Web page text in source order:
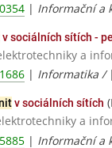
| Informační a
v sociálních sítích -
a
| Informatika / |
v sociálních sítích
a
| Informační a